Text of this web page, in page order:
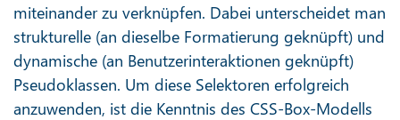
miteinander zu verknüpfen. Dabei unterscheidet man
strukturelle (an dieselbe Formatierung geknüpft) und
dynamische (an Benutzerinteraktionen geknüpft)
Pseudoklassen. Um diese Selektoren erfolgreich
anzuwenden, ist die Kenntnis des CSS-Box-Modells